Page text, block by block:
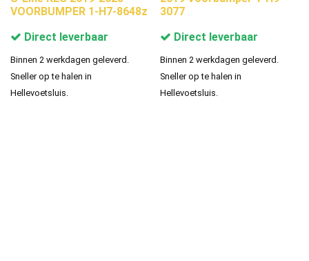
VOORBUMPER 1-H7-8648z
Direct leverbaar
Binnen 2 werkdagen geleverd.
Sneller op te halen in
Hellevoetsluis.
3077
Direct leverbaar
Binnen 2 werkdagen geleverd.
Sneller op te halen in
Hellevoetsluis.